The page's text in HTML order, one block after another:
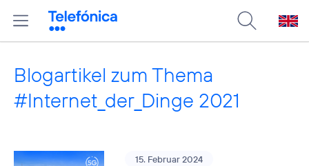
Blogartikel zum Thema
#Internet_der_Dinge 2021
15. Februar 2024